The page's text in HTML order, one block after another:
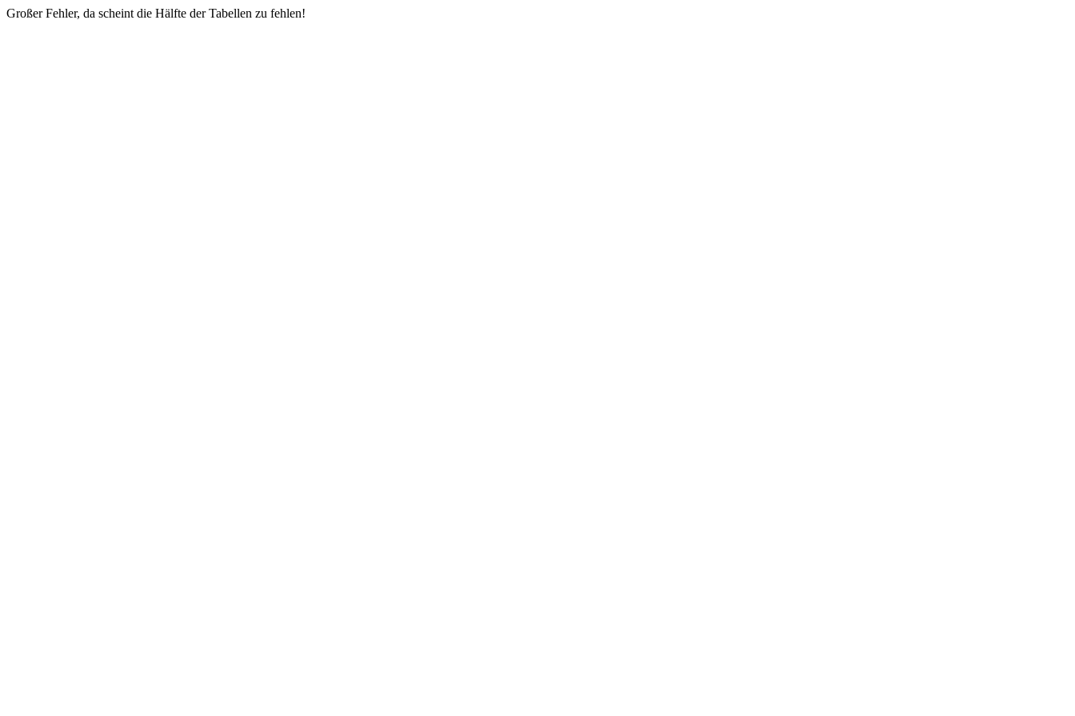
Großer Fehler, da scheint die Hälfte der Tabellen zu fehlen!